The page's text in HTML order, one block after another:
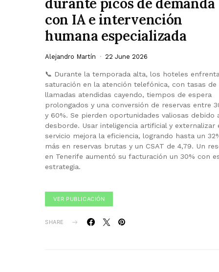
con IA e intervención
humana especializada
Alejandro Martín 22 June 2026
📞 Durante la temporada alta, los hoteles
saturación en la atención telefónica, con tasas de
llamadas atendidas cayendo, tiempos de espera
prolongados y una conversión de reservas entre
y 60%. Se pierden oportunidades valiosas debido
desborde. Usar inteligencia artificial y externalizar
servicio mejora la eficiencia, logrando hasta un
más en reservas brutas y un CSAT de 4,79. Un
en Tenerife aumentó su facturación un 30% con
estrategia.
VER PUBLICACIÓN
SHARE